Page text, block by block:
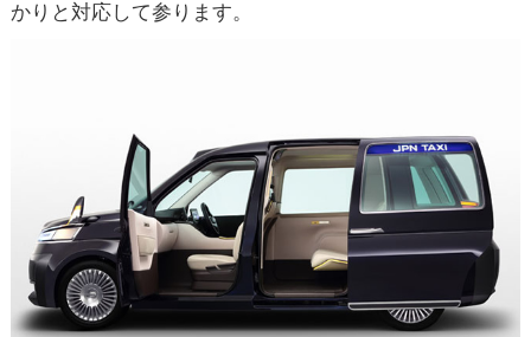
かりと対応して参ります。